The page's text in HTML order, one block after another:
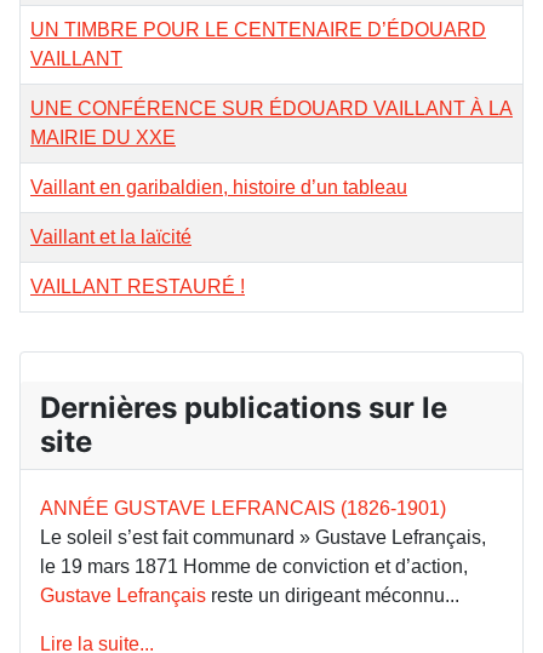
UN TIMBRE POUR LE CENTENAIRE D’ÉDOUARD
VAILLANT
UNE CONFÉRENCE SUR ÉDOUARD VAILLANT À LA
MAIRIE DU XXE
Vaillant en garibaldien, histoire d’un tableau
Vaillant et la laïcité
VAILLANT RESTAURÉ !
Dernières publications sur le
site
ANNÉE GUSTAVE LEFRANCAIS (1826-1901)
Le soleil s’est fait communard » Gustave Lefrançais,
le 19 mars 1871 Homme de conviction et d’action,
Gustave Lefrançais reste un dirigeant méconnu...
Lire la suite...